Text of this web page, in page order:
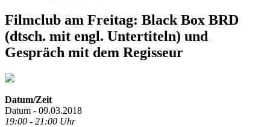
Filmclub am Freitag: Black Box BRD
(dtsch. mit engl. Untertiteln) und
Gespräch mit dem Regisseur
Datum/Zeit
Datum - 09.03.2018
19:00 - 21:00 Uhr